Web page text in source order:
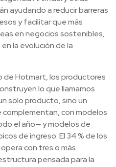
ayudando a reducir barreras
y facilitar que más
en negocios sostenibles,
la evolución de la
Hotmart, los productores
lo que llamamos
solo producto, sino un
con modelos
el año— y modelos de
de ingreso. El 34 % de los
con tres o más
pensada para la